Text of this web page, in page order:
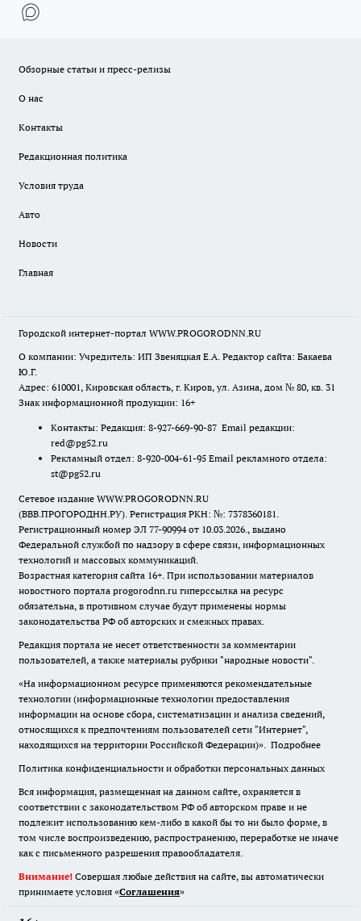
Обзорные статьи и пресс-релизы
О нас
Контакты
Редакционная политика
Условия труда
Авто
Новости
Главная
Городской интернет-портал WWW.PROGORODNN.RU
О компании: Учредитель: ИП Звеняцкая Е.А. Редактор сайта: Бакаева
Ю.Г.
Адрес: 610001, Кировская область, г. Киров, ул. Азина, дом № 80, кв. 31
Знак информационной продукции: 16+
Контакты: Редакция: 8-927-669-90-87 Email редакции:
red@pg52.ru
Рекламный отдел: 8-920-004-61-95 Email рекламного отдела:
st@pg52.ru
Сетевое издание WWW.PROGORODNN.RU
(ВВВ.ПРОГОРОДНН.РУ). Регистрация РКН: №: 7378360181.
Регистрационный номер ЭЛ 77-90994 от 10.03.2026., выдано
Федеральной службой по надзору в сфере связи, информационных
технологий и массовых коммуникаций.
Возрастная категория сайта 16+. При использовании материалов
новостного портала progorodnn.ru гиперссылка на ресурс
обязательна, в противном случае будут применены нормы
законодательства РФ об авторских и смежных правах.
Редакция портала не несет ответственности за комментарии
пользователей, а также материалы рубрики "народные новости".
«На информационном ресурсе применяются рекомендательные
технологии (информационные технологии предоставления
информации на основе сбора, систематизации и анализа сведений,
относящихся к предпочтениям пользователей сети "Интернет",
находящихся на территории Российской Федерации)». Подробнее
Политика конфиденциальности и обработки персональных данных
Вся информация, размещенная на данном сайте, охраняется в
соответствии с законодательством РФ об авторском праве и не
подлежит использованию кем-либо в какой бы то ни было форме, в
том числе воспроизведению, распространению, переработке не иначе
как с письменного разрешения правообладателя.
Внимание! Совершая любые действия на сайте, вы автоматически
принимаете условия «Cоглашения»